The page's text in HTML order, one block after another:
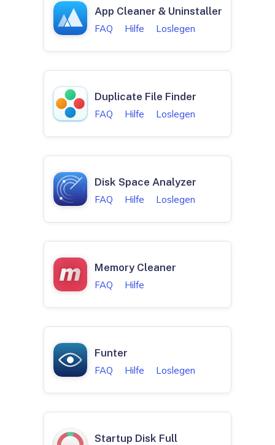
App Cleaner & Uninstaller
FAQ Hilfe Loslegen
Duplicate File Finder
FAQ Hilfe Loslegen
Disk Space Analyzer
FAQ Hilfe Loslegen
Memory Cleaner
FAQ Hilfe
Funter
FAQ Hilfe Loslegen
Startup Disk Full